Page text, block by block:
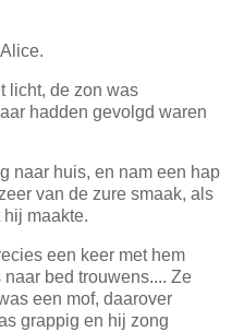
licht, de zon was
hadden gevolgd waren
naar huis, en nam een hap
van de zure smaak, als
maakte.
een keer met hem
bed trouwens.... Ze
een mof, daarover
grappig en hij zong